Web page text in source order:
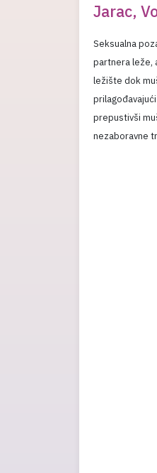
Jarac,
Seksualna
partnera leže,
ležište dok
prepustivši
nezaboravne